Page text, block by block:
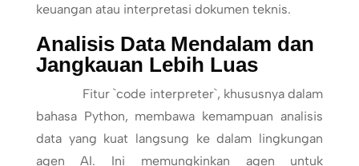
keuangan atau interpretasi dokumen teknis.
Analisis Data Mendalam dan
Jangkauan Lebih Luas
Fitur `code interpreter`, khususnya dalam
bahasa Python, membawa kemampuan analisis
data yang kuat langsung ke dalam lingkungan
agen AI. Ini memungkinkan agen untuk